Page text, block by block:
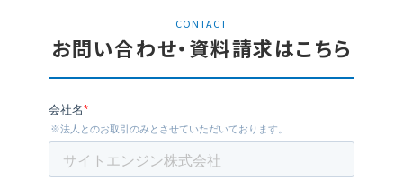
CONTACT
お問い合わせ・資料請求はこちら